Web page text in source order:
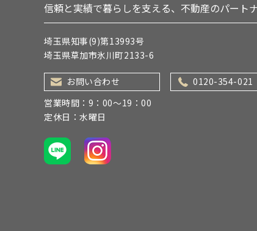
信頼と実績で暮らしを支える、不動産のパート
埼玉県知事(9)第13993号
埼玉県草加市氷川町2133-6
お問い合わせ
0120-354-021
営業時間：9：00～19：00
定休日：水曜日